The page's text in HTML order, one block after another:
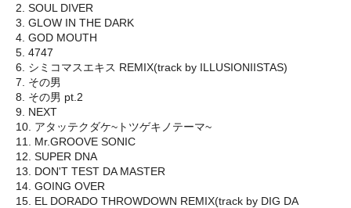
2. SOUL DIVER
3. GLOW IN THE DARK
4. GOD MOUTH
5. 4747
6. シミコマスエキス REMIX(track by ILLUSIONIISTAS)
7. その男
8. その男 pt.2
9. NEXT
10. アタッテクダケ~トツゲキノテーマ~
11. Mr.GROOVE SONIC
12. SUPER DNA
13. DON'T TEST DA MASTER
14. GOING OVER
15. EL DORADO THROWDOWN REMIX(track by DIG DA